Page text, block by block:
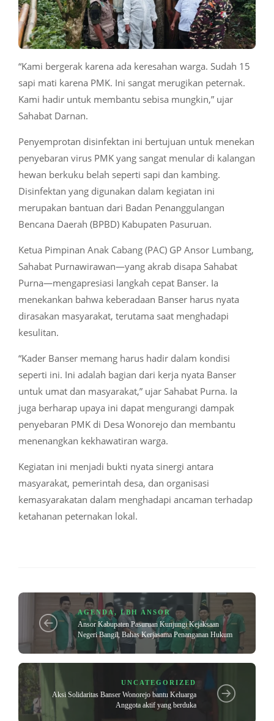
“Kami bergerak karena ada keresahan warga. Sudah 15
sapi mati karena PMK. Ini sangat merugikan peternak.
Kami hadir untuk membantu sebisa mungkin,” ujar
Sahabat Darnan.
Penyemprotan disinfektan ini bertujuan untuk menekan
penyebaran virus PMK yang sangat menular di kalangan
hewan berkuku belah seperti sapi dan kambing.
Disinfektan yang digunakan dalam kegiatan ini
merupakan bantuan dari Badan Penanggulangan
Bencana Daerah (BPBD) Kabupaten Pasuruan.
Ketua Pimpinan Anak Cabang (PAC) GP Ansor Lumbang,
Sahabat Purnawirawan—yang akrab disapa Sahabat
Purna—mengapresiasi langkah cepat Banser. Ia
menekankan bahwa keberadaan Banser harus nyata
dirasakan masyarakat, terutama saat menghadapi
kesulitan.
“Kader Banser memang harus hadir dalam kondisi
seperti ini. Ini adalah bagian dari kerja nyata Banser
untuk umat dan masyarakat,” ujar Sahabat Purna. Ia
juga berharap upaya ini dapat mengurangi dampak
penyebaran PMK di Desa Wonorejo dan membantu
menenangkan kekhawatiran warga.
Kegiatan ini menjadi bukti nyata sinergi antara
masyarakat, pemerintah desa, dan organisasi
kemasyarakatan dalam menghadapi ancaman terhadap
ketahanan peternakan lokal.
AGENDA , LBH ANSOR
Ansor Kabupaten Pasuruan Kunjungi Kejaksaan
Negeri Bangil, Bahas Kerjasama Penanganan Hukum
UNCATEGORIZED
Aksi Solidaritas Banser Wonorejo bantu Keluarga
Anggota aktif yang berduka